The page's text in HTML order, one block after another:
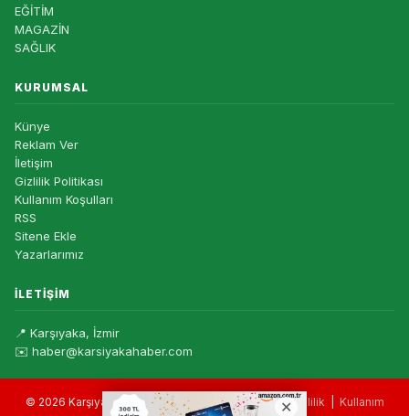
EĞİTİM
MAGAZİN
SAĞLIK
KURUMSAL
Künye
Reklam Ver
İletişim
Gizlilik Politikası
Kullanım Koşulları
RSS
Sitene Ekle
Yazarlarımız
İLETIŞIM
📍 Karşıyaka, İzmir
✉️ haber@karsiyakahaber.com
© 2026 Karşıyaka Haber — Tüm hakları saklıdır. |Gizlilik
Kullanım